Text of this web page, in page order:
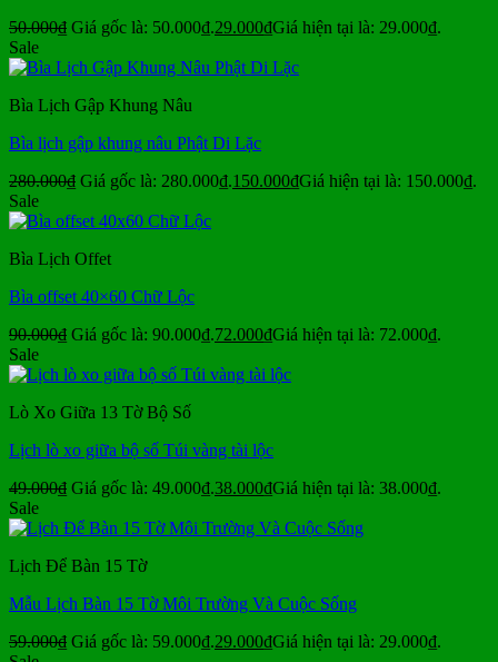
50.000₫ Giá gốc là: 50.000₫.29.000₫Giá hiện tại là: 29.000₫.
Sale
Bìa Lịch Gập Khung Nâu
Bìa lịch gập khung nâu Phật Di Lặc
280.000₫ Giá gốc là: 280.000₫.150.000₫Giá hiện tại là: 150.000₫.
Sale
Bìa Lịch Offet
Bìa offset 40×60 Chữ Lộc
90.000₫ Giá gốc là: 90.000₫.72.000₫Giá hiện tại là: 72.000₫.
Sale
Lò Xo Giữa 13 Tờ Bộ Số
Lịch lò xo giữa bộ số Túi vàng tài lộc
49.000₫ Giá gốc là: 49.000₫.38.000₫Giá hiện tại là: 38.000₫.
Sale
Lịch Để Bàn 15 Tờ
Mẫu Lịch Bàn 15 Tờ Môi Trường Và Cuộc Sống
59.000₫ Giá gốc là: 59.000₫.29.000₫Giá hiện tại là: 29.000₫.